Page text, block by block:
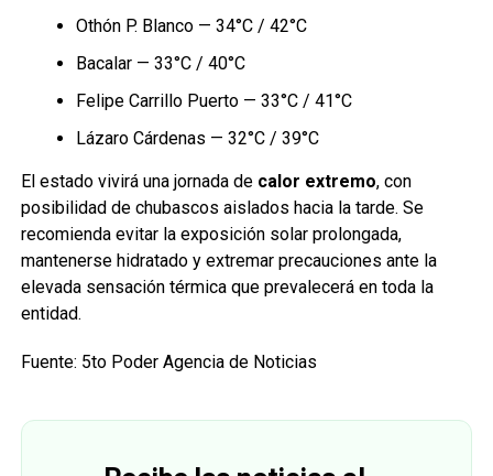
Othón P. Blanco — 34°C / 42°C
Bacalar — 33°C / 40°C
Felipe Carrillo Puerto — 33°C / 41°C
Lázaro Cárdenas — 32°C / 39°C
El estado vivirá una jornada de calor extremo, con
posibilidad de chubascos aislados hacia la tarde. Se
recomienda evitar la exposición solar prolongada,
mantenerse hidratado y extremar precauciones ante la
elevada sensación térmica que prevalecerá en toda la
entidad.
Fuente: 5to Poder Agencia de Noticias